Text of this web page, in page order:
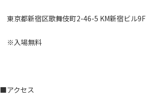
東京都新宿区歌舞伎町2-46-5 KM新宿ビル9F
※入場無料
■アクセス